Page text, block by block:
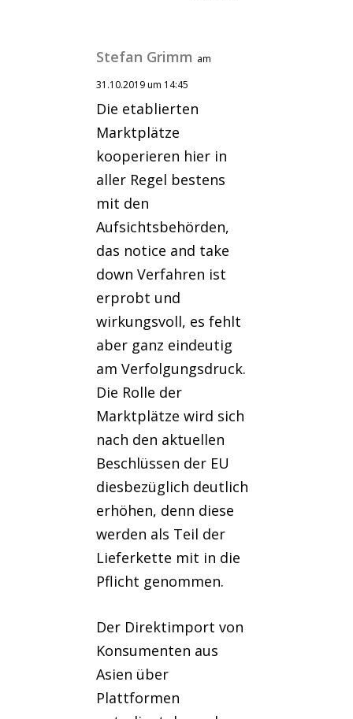
Stefan Grimm am
31.10.2019 um 14:45
Die etablierten
Marktplätze
kooperieren hier in
aller Regel bestens
mit den
Aufsichtsbehörden,
das notice and take
down Verfahren ist
erprobt und
wirkungsvoll, es fehlt
aber ganz eindeutig
am Verfolgungsdruck.
Die Rolle der
Marktplätze wird sich
nach den aktuellen
Beschlüssen der EU
diesbezüglich deutlich
erhöhen, denn diese
werden als Teil der
Lieferkette mit in die
Pflicht genommen.
Der Direktimport von
Konsumenten aus
Asien über
Plattformen